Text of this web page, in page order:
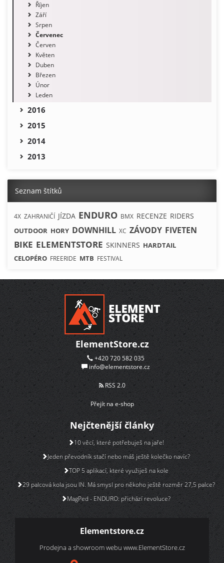
Říjen
Září
Srpen
Červenec
Červen
Květen
Duben
Březen
Únor
Leden
2016
2015
2014
2013
Seznam štítků
4X ZAHRANIČÍ JÍZDA ENDURO BMX RECENZE RIDERS
OUTDOOR HORY DOWNHILL XC ZÁVODY FIVETEN
BIKE ELEMENTSTORE SKINNERS HARDTAIL
CELOPÉRO FREERIDE MTB FESTIVAL
ElementStore.cz
+420 720 582 035
info@elementstore.cz
RSS 2.0
Přejít na e-shop
Nejčtenější články
10 věcí, které potřebuješ na jaře!
Jeden převodník stačí nebo máš ještě kolečko navíc?
TOP 5 aplikací, které využiješ na kole
29 palcová kola jsou IN. Má smysl pro někoho ještě rozměr 27,5 palce?
MagPed - ENDURO: přichází revoluce?
Elementstore.cz
Prodejna a showroom webu www.ElementStore.cz